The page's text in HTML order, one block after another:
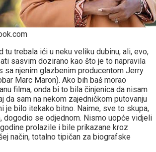
tu trebala ići u neku veliku dubinu, ali, evo,
sasvim dozirano kao što je to napravila
sa njenim glazbenim producentom Jerry
Marc Maron). Ako bih baš morao
filma, onda bi to bila činjenica da nisam
da sam na nekom zajedničkom putovanju
je bilo itekako bitno. Naime, sve to skupa,
dogodio se odjednom. Nismo uopće vidjeli
prolazile i bile prikazane kroz
način, totalno tipičan za biografske